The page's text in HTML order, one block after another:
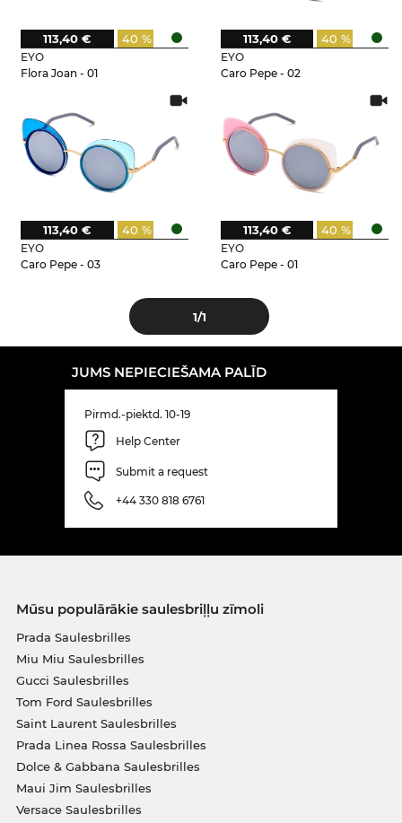
EYO
Flora Joan - 01
40 %
113,40 €
EYO
Caro Pepe - 02
40 %
113,40 €
EYO
Caro Pepe - 03
40 %
113,40 €
EYO
Caro Pepe - 01
40 %
113,40 €
1/1
JUMS NEPIECIEŠAMA PALĪD
Pirmd.-piektd. 10-19
Help Center
Submit a request
+44 330 818 6761
Mūsu populārākie saulesbriļļu zīmoli
Prada Saulesbrilles
Miu Miu Saulesbrilles
Gucci Saulesbrilles
Tom Ford Saulesbrilles
Saint Laurent Saulesbrilles
Prada Linea Rossa Saulesbrilles
Dolce & Gabbana Saulesbrilles
Maui Jim Saulesbrilles
Versace Saulesbrilles